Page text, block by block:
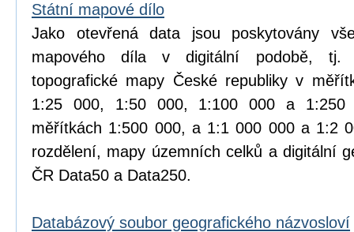
Státní mapové dílo
Jako otevřená data jsou poskytovány
mapového díla v digitální podobě, tj.
topografické mapy České republiky v
1:25 000, 1:50 000, 1:100 000 a
měřítkách 1:500 000, a 1:1 000 000 a 1:2
rozdělení, mapy územních celků a digitální
ČR Data50 a Data250.
Databázový soubor geografického názvosloví